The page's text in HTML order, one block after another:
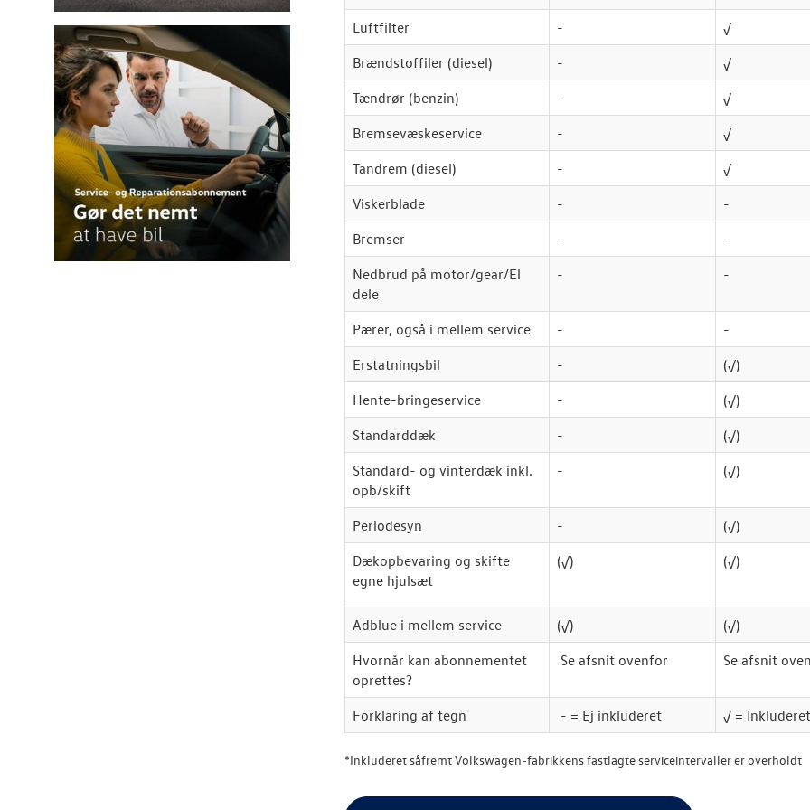
Luftfilter
-
√
Brændstoffiler (diesel)
-
√
Tændrør (benzin)
-
√
Bremsevæskeservice
-
√
Tandrem (diesel)
-
√
Viskerblade
-
-
Bremser
-
-
Nedbrud på motor/gear/El
dele
- -
Pærer, også i mellem service -
-
Erstatningsbil
-
(√)
Hente-bringeservice
- (√)
Standarddæk
- (√)
Standard- og vinterdæk inkl.
opb/skift
- (√)
Periodesyn - (√)
Dækopbevaring og skifte
egne hjulsæt
(√) (√)
Adblue i mellem service (√) (√)
Hvornår kan abonnementet
oprettes?
Se afsnit ovenfor Se afsnit
Forklaring af tegn - = Ej inkluderet √ = Inkluderet
*Inkluderet såfremt Volkswagen-fabrikkens fastlagte serviceintervaller er overholdt